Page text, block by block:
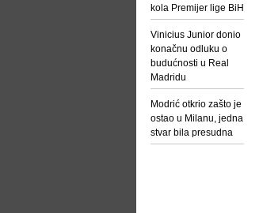
kola Premijer lige BiH
Vinicius Junior donio
konačnu odluku o
budućnosti u Real
Madridu
Modrić otkrio zašto je
ostao u Milanu, jedna
stvar bila presudna